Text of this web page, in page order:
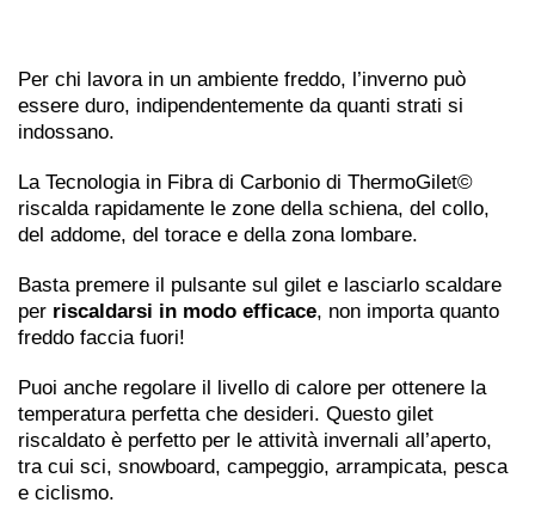
Per chi lavora in un ambiente freddo, l’inverno può
essere duro, indipendentemente da quanti strati si
indossano.
La Tecnologia in Fibra di Carbonio di ThermoGilet©
riscalda rapidamente le zone della schiena, del collo,
del addome, del torace e della zona lombare.
Basta premere il pulsante sul gilet e lasciarlo scaldare
per riscaldarsi in modo efficace, non importa quanto
freddo faccia fuori!
Puoi anche regolare il livello di calore per ottenere la
temperatura perfetta che desideri. Questo gilet
riscaldato è perfetto per le attività invernali all’aperto,
tra cui sci, snowboard, campeggio, arrampicata, pesca
e ciclismo.